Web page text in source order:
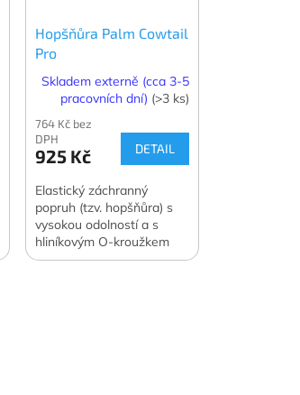
Hopšňůra Palm Cowtail
Pro
Skladem externě (cca 3-5
pracovních dní) (>3 ks)
764 Kč bez
DPH
925 Kč DETAIL
Elastický záchranný
popruh (tzv. hopšňůra) s
vysokou odolností a s
hliníkovým O-kroužkem